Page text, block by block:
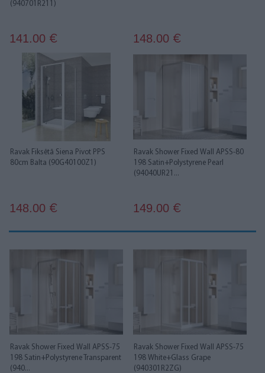
(940701R211)
141.00 € 148.00 €
Ravak Fiksētā Siena Pivot PPS
80cm Balta (90G40100Z1)
148.00 €
Ravak Shower Fixed Wall APSS-80
198 Satin+Polystyrene Pearl
(94040UR21...
149.00 €
Ravak Shower Fixed Wall APSS-75
198 Satin+Polystyrene Transparent
(940...
Ravak Shower Fixed Wall APSS-75
198 White+Glass Grape
(940301R2ZG)